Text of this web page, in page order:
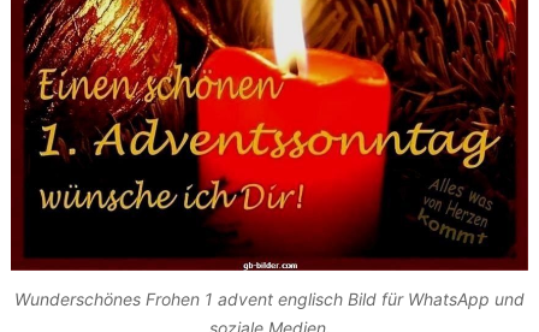
Wunderschönes Frohen 1 advent englisch Bild für WhatsApp und
soziale Medien.